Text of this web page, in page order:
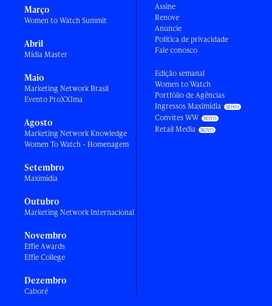
Março
Women to Watch Summit
Abril
Mídia Master
Maio
Marketing Network Brasil
Evento ProXXIma
Agosto
Marketing Network Knowledge
Women To Watch - Homenagem
Setembro
Maximídia
Outubro
Marketing Network Internacional
Novembro
Effie Awards
Effie College
Dezembro
Caboré
Assine
Renove
Anuncie
Política de privacidade
Fale conosco
Edição semanal
Women to Watch
Portfólio de Agências
Ingressos Maximídia
Convites WW
Retail Media